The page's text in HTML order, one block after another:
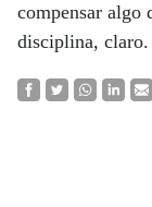
compensar algo
disciplina, claro.